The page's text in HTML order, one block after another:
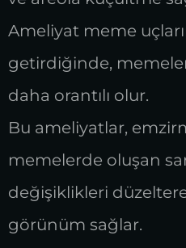
Ameliyat meme
getirdiğinde,
daha orantılı olur.
Bu ameliyatlar,
memelerde oluşan
değişiklikleri
görünüm sağlar.